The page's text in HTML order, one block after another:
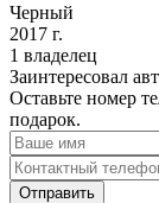
Черный
2017 г.
1 владелец
Заинтересовал
Оставьте номер
подарок.
Отправить